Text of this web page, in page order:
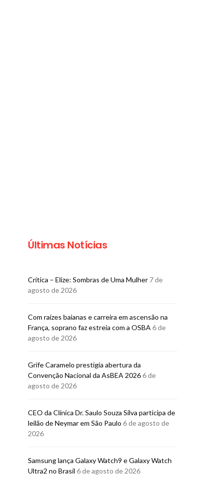
Últimas Notícias
Crítica – Elize: Sombras de Uma Mulher 7 de
agosto de 2026
Com raízes baianas e carreira em ascensão na
França, soprano faz estreia com a OSBA 6 de
agosto de 2026
Grife Caramelo prestigia abertura da
Convenção Nacional da AsBEA 20266 de
agosto de 2026
CEO da Clínica Dr. Saulo Souza Silva participa de
leilão de Neymar em São Paulo 6 de agosto de
2026
Samsung lança Galaxy Watch9 e Galaxy Watch
Ultra2 no Brasil 6 de agosto de 2026